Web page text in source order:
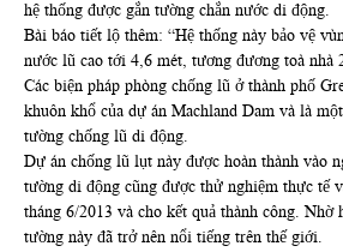
hệ thống được gắn tường chắn nước di động.
Bài báo tiết lộ thêm: “Hệ thống này bảo vệ
nước lũ cao tới 4,6 mét, tương đương toà nhà
Các biện pháp phòng chống lũ ở thành phố
khuôn khổ của dự án Machland Dam và là
tường chống lũ di động.
Dự án chống lũ lụt này được hoàn thành vào
tường di động cũng được thử nghiệm thực tế
tháng 6/2013 và cho kết quả thành công. Nhờ
tường này đã trở nên nổi tiếng trên thế giới.